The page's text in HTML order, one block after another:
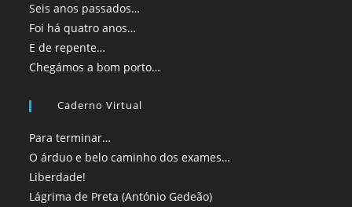
Seis anos passados…
Foi há quatro anos…
E de repente…
Chegámos a bom porto…
Caderno Virtual
Para terminar…
O árduo e belo caminho dos exames…
Liberdade!
Lágrima de Preta (António Gedeão)